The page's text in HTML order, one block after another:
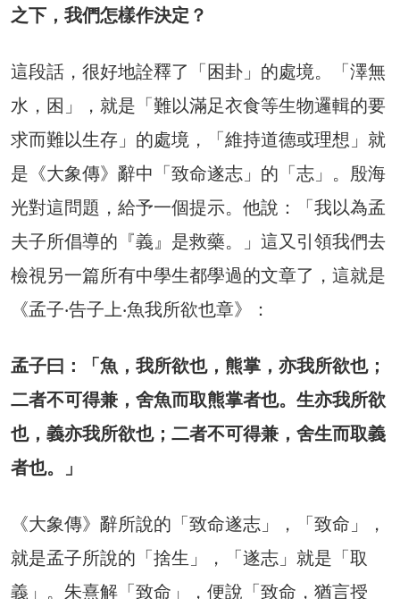
之下，我們怎樣作決定？
這段話，很好地詮釋了「困卦」的處境。「澤無
水，困」，就是「難以滿足衣食等生物邏輯的要
求而難以生存」的處境，「維持道德或理想」就
是《大象傳》辭中「致命遂志」的「志」。殷海
光對這問題，給予一個提示。他說：「我以為孟
夫子所倡導的『義』是救藥。」這又引領我們去
檢視另一篇所有中學生都學過的文章了，這就是
《孟子‧告子上‧魚我所欲也章》：
孟子曰：「魚，我所欲也，熊掌，亦我所欲也；
二者不可得兼，舍魚而取熊掌者也。生亦我所欲
也，義亦我所欲也；二者不可得兼，舍生而取義
者也。」
《大象傳》辭所說的「致命遂志」，「致命」，
就是孟子所說的「捨生」，「遂志」就是「取
義」。朱熹解「致命」，便說「致命，猶言授